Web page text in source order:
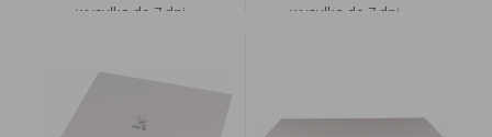
wysyłka do 7 dni
WIĘCEJ
wysyłka do 7 dni